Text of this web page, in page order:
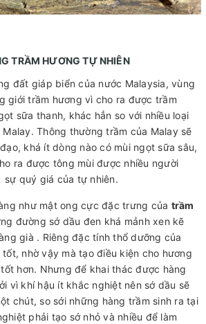
TRẦM HƯƠNG TỰ NHIÊN
đất giáp biển của nước Malaysia, vùng
giới trầm hương vì cho ra được trầm
sữa thanh, khác hẳn so với nhiều loại
Thông thường trầm của Malay sẽ
khá ít dòng nào có mùi ngọt sữa sâu,
ra được tông mùi được nhiều người
sự quý giá của tự nhiên.
như mật ong cực đặc trưng của trầm
đường sớ dầu đen khá mảnh xen kẽ
già . Riêng đặc tính thổ dưỡng của
nhờ vậy mà tạo điều kiện cho hương
hơn. Nhưng để khai thác được hàng
vì khí hậu ít khắc nghiệt nên sớ dầu sẽ
chút, so sới những hàng trầm sinh ra tại
phải tạo sớ nhỏ và nhiều để làm